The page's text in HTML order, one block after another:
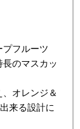
プフルーツ
のマスカッ
オレンジ＆
来る設計に